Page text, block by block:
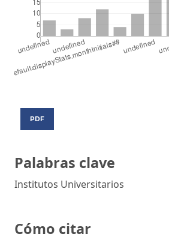
Palabras clave
Institutos Universitarios
Cómo citar
PDF